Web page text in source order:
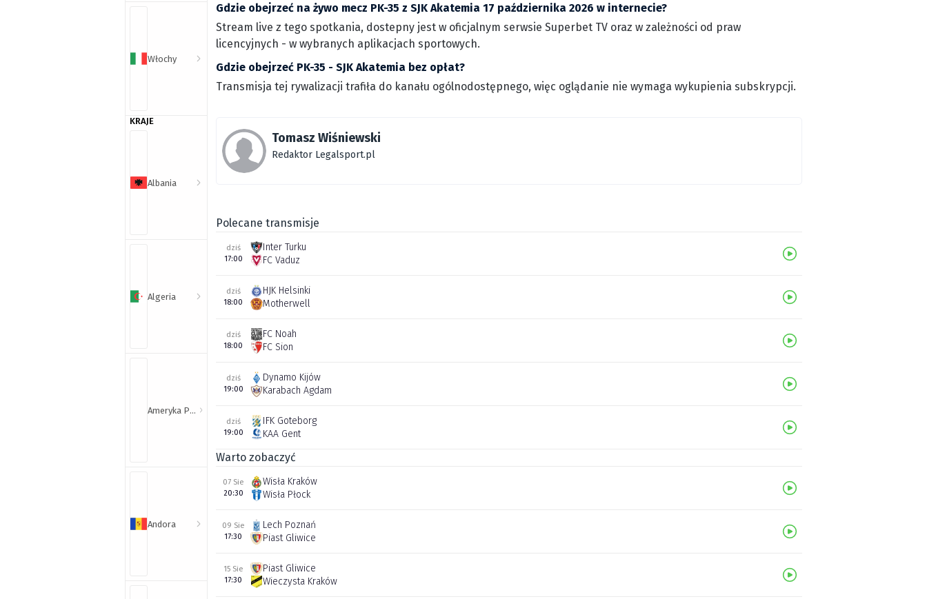
Włochy
KRAJE
Albania
Algeria
Ameryka Północna i Południowa
Andora
Gdzie obejrzeć na żywo mecz PK-35 z SJK Akatemia 17 października 2026 w internecie?
Stream live z tego spotkania, dostepny jest w oficjalnym serwsie Superbet TV oraz w zależności od praw
licencyjnych - w wybranych aplikacjach sportowych.
Gdzie obejrzeć PK-35 - SJK Akatemia bez opłat?
Transmisja tej rywalizacji trafiła do kanału ogólnodostępnego, więc oglądanie nie wymaga wykupienia subskrypcji.
Tomasz Wiśniewski
Redaktor Legalsport.pl
Polecane transmisje
dziś
17:00
Inter Turku
FC Vaduz
dziś
18:00
HJK Helsinki
Motherwell
dziś
18:00
FC Noah
FC Sion
dziś
19:00
Dynamo Kijów
Karabach Agdam
dziś
19:00
IFK Goteborg
KAA Gent
Warto zobaczyć
07 Sie
20:30
Wisła Kraków
Wisła Płock
09 Sie
17:30
Lech Poznań
Piast Gliwice
15 Sie
17:30
Piast Gliwice
Wieczysta Kraków